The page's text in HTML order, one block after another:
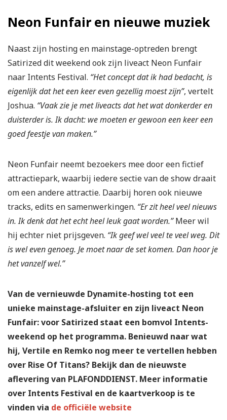
Neon Funfair en nieuwe muziek
Naast zijn hosting en mainstage-optreden brengt
Satirized dit weekend ook zijn liveact Neon Funfair
naar Intents Festival. “Het concept dat ik had bedacht, is
eigenlijk dat het een keer even gezellig moest zijn”, vertelt
Joshua. “Vaak zie je met liveacts dat het wat donkerder en
duisterder is. Ik dacht: we moeten er gewoon een keer een
goed feestje van maken.”
Neon Funfair neemt bezoekers mee door een fictief
attractiepark, waarbij iedere sectie van de show draait
om een andere attractie. Daarbij horen ook nieuwe
tracks, edits en samenwerkingen. “Er zit heel veel nieuws
in. Ik denk dat het echt heel leuk gaat worden.”Meer wil
hij echter niet prijsgeven. “Ik geef wel veel te veel weg. Dit
is wel even genoeg. Je moet naar de set komen. Dan hoor je
het vanzelf wel.”
Van de vernieuwde Dynamite-hosting tot een
unieke mainstage-afsluiter en zijn liveact Neon
Funfair: voor Satirized staat een bomvol Intents-
weekend op het programma. Benieuwd naar wat
hij, Vertile en Remko nog meer te vertellen hebben
over Rise Of Titans? Bekijk dan de nieuwste
aflevering van PLAFONDDIENST. Meer informatie
over Intents Festival en de kaartverkoop is te
vinden via de officiële website